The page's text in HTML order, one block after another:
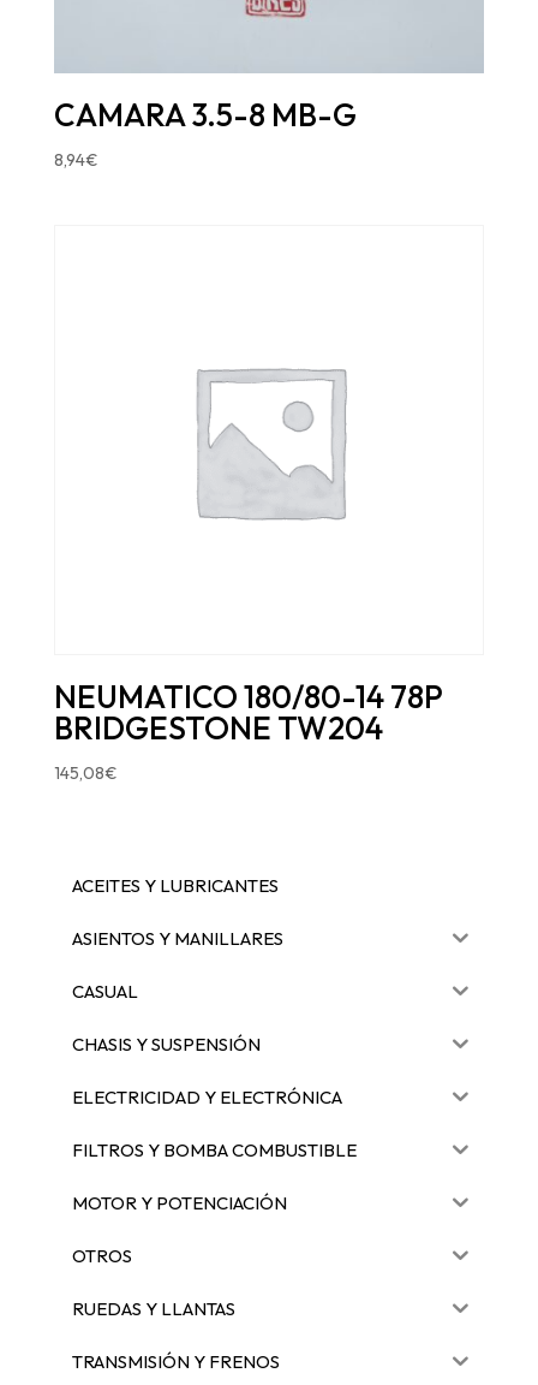
CAMARA 3.5-8 MB-G
8,94€
NEUMATICO 180/80-14 78P
BRIDGESTONE TW204
145,08€
ACEITES Y LUBRICANTES
ASIENTOS Y MANILLARES
CASUAL
CHASIS Y SUSPENSIÓN
ELECTRICIDAD Y ELECTRÓNICA
FILTROS Y BOMBA COMBUSTIBLE
MOTOR Y POTENCIACIÓN
OTROS
RUEDAS Y LLANTAS
TRANSMISIÓN Y FRENOS